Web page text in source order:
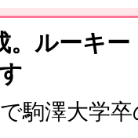
。ルーキ
駒澤大学